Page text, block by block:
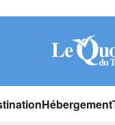
Hébergement